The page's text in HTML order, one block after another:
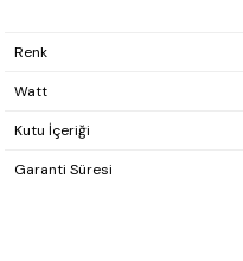
Renk
Watt
Kutu İçeriği
Garanti Süresi